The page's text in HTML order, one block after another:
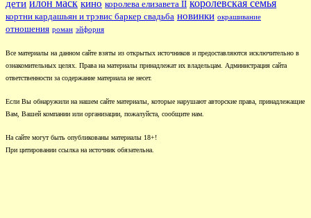
дети илон маск кино королева елизавета II королевская семья
кортни кардашьян и трэвис баркер свадьба новинки окрашивание
отношения роман эйфория
Все материалы на данном сайте взяты из открытых источников и предоставляются исключительно в
ознакомительных целях. Права на материалы принадлежат их владельцам. Администрация сайта
ответственности за содержание материала не несет.
Если Вы обнаружили на нашем сайте материалы, которые нарушают авторские права, принадлежащие
Вам, Вашей компании или организации, пожалуйста, сообщите нам.
На сайте могут быть опубликованы материалы 18+!
При цитировании ссылка на источник обязательна.